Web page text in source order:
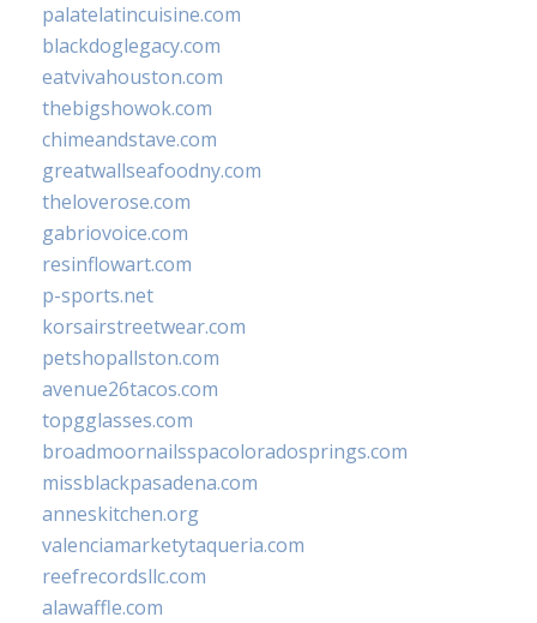
palatelatincuisine.com
blackdoglegacy.com
eatvivahouston.com
thebigshowok.com
chimeandstave.com
greatwallseafoodny.com
theloverose.com
gabriovoice.com
resinflowart.com
p-sports.net
korsairstreetwear.com
petshopallston.com
avenue26tacos.com
topgglasses.com
broadmoornailsspacoloradosprings.com
missblackpasadena.com
anneskitchen.org
valenciamarketytaqueria.com
reefrecordsllc.com
alawaffle.com